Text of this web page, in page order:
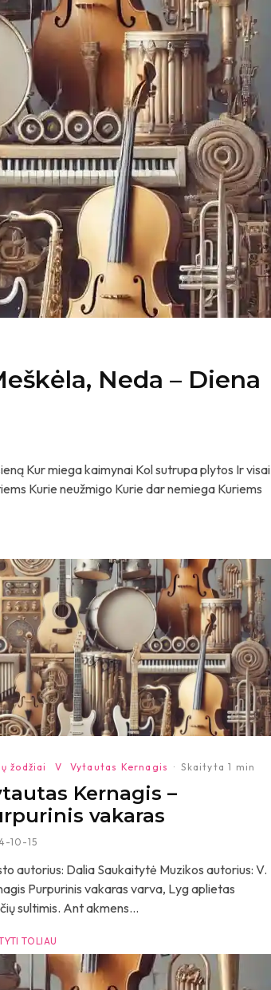
Neda – Diena
Kur miega kaimynai Kol sutrupa plytos Ir visai
Kurie neužmigo Kurie dar nemiega Kuriems
žodžiai V Vytautas Kernagis · Skaityta 1 min
Kernagis –
vakaras
10-15
autorius: Dalia Saukaitytė Muzikos autorius: V.
Purpurinis vakaras varva, Lyg aplietas
sultimis. Ant akmens...
TOLIAU